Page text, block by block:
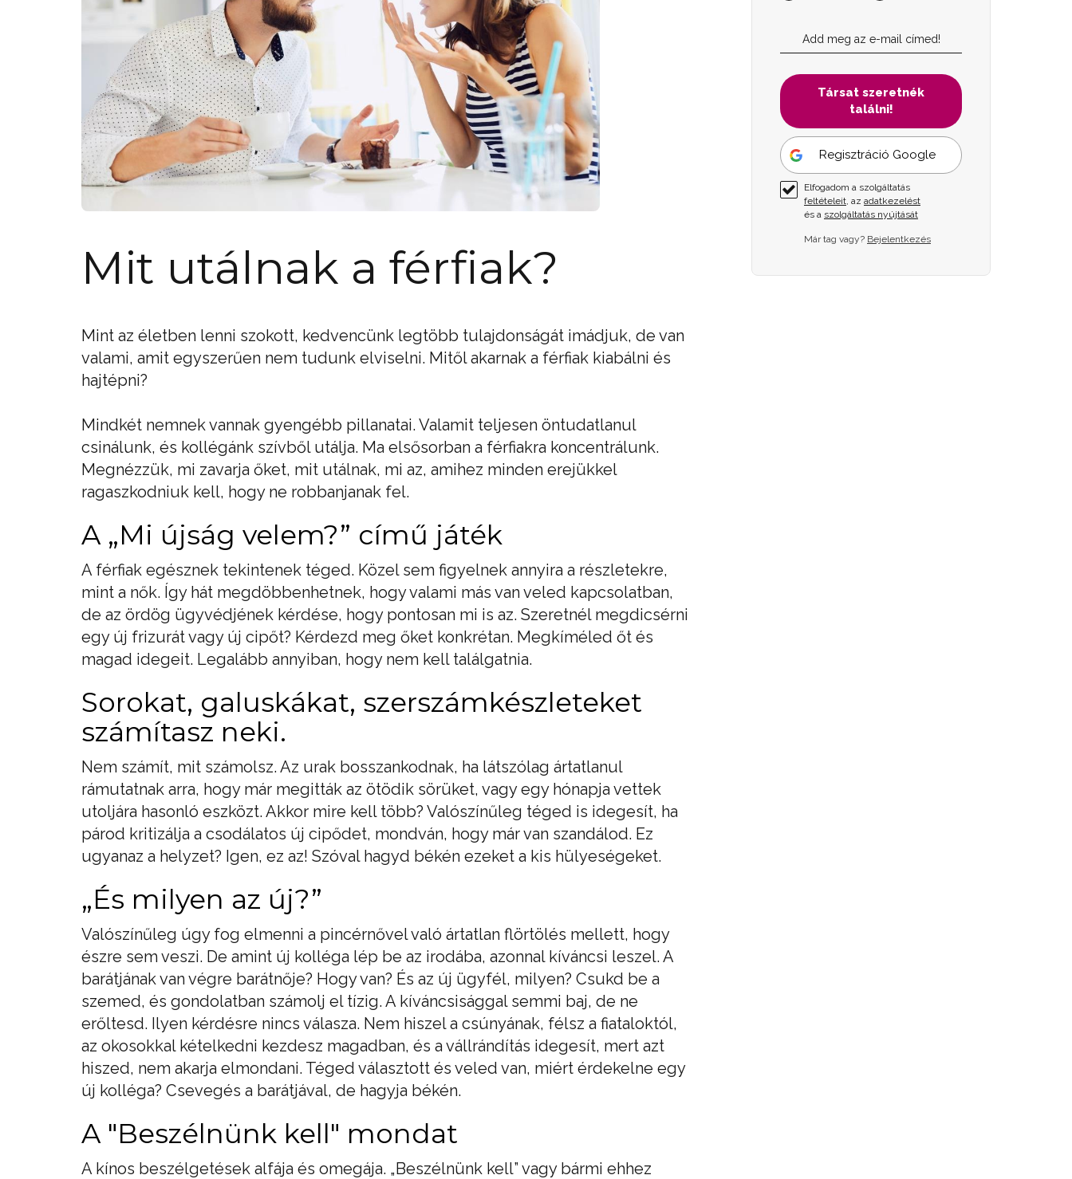
Mit utálnak a férfiak?
Mint az életben lenni szokott, kedvencünk legtöbb tulajdonságát imádjuk, de van
valami, amit egyszerűen nem tudunk elviselni. Mitől akarnak a férfiak kiabálni és
hajtépni?
Mindkét nemnek vannak gyengébb pillanatai. Valamit teljesen öntudatlanul
csinálunk, és kollégánk szívből utálja. Ma elsősorban a férfiakra koncentrálunk.
Megnézzük, mi zavarja őket, mit utálnak, mi az, amihez minden erejükkel
ragaszkodniuk kell, hogy ne robbanjanak fel.
A „Mi újság velem?” című játék
A férfiak egésznek tekintenek téged. Közel sem figyelnek annyira a részletekre,
mint a nők. Így hát megdöbbenhetnek, hogy valami más van veled kapcsolatban,
de az ördög ügyvédjének kérdése, hogy pontosan mi is az. Szeretnél megdicsérni
egy új frizurát vagy új cipőt? Kérdezd meg őket konkrétan. Megkíméled őt és
magad idegeit. Legalább annyiban, hogy nem kell találgatnia.
Sorokat, galuskákat, szerszámkészleteket
számítasz neki.
Nem számít, mit számolsz. Az urak bosszankodnak, ha látszólag ártatlanul
rámutatnak arra, hogy már megitták az ötödik sörüket, vagy egy hónapja vettek
utoljára hasonló eszközt. Akkor mire kell több? Valószínűleg téged is idegesít, ha
párod kritizálja a csodálatos új cipődet, mondván, hogy már van szandálod. Ez
ugyanaz a helyzet? Igen, ez az! Szóval hagyd békén ezeket a kis hülyeségeket.
„És milyen az új?”
Valószínűleg úgy fog elmenni a pincérnővel való ártatlan flörtölés mellett, hogy
észre sem veszi. De amint új kolléga lép be az irodába, azonnal kíváncsi leszel. A
barátjának van végre barátnője? Hogy van? És az új ügyfél, milyen? Csukd be a
szemed, és gondolatban számolj el tízig. A kíváncsisággal semmi baj, de ne
erőltesd. Ilyen kérdésre nincs válasza. Nem hiszel a csúnyának, félsz a fiataloktól,
az okosokkal kételkedni kezdesz magadban, és a vállrándítás idegesít, mert azt
hiszed, nem akarja elmondani. Téged választott és veled van, miért érdekelne egy
új kolléga? Csevegés a barátjával, de hagyja békén.
A "Beszélnünk kell" mondat
A kínos beszélgetések alfája és omegája. „Beszélnünk kell” vagy bármi ehhez
Társat szeretnék
találni!
Regisztráció Google
Elfogadom a szolgáltatás
feltételeit, az adatkezelést
és a szolgáltatás nyújtását
Már tag vagy? Bejelentkezés